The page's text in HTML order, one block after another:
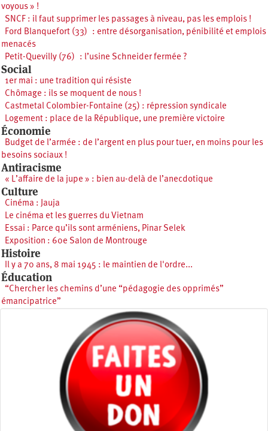
voyous » !
SNCF : il faut supprimer les passages à niveau, pas les emplois !
Ford Blanquefort (33) : entre désorganisation, pénibilité et emplois
menacés
Petit-Quevilly (76) : l’usine Schneider fermée ?
Social
1er mai : une tradition qui résiste
Chômage : ils se moquent de nous !
Castmetal Colombier-Fontaine (25) : répression syndicale
Logement : place de la République, une première victoire
Économie
Budget de l’armée : de l’argent en plus pour tuer, en moins pour les
besoins sociaux !
Antiracisme
« L’affaire de la jupe » : bien au-delà de l’anecdotique
Culture
Cinéma : Jauja
Le cinéma et les guerres du Vietnam
Essai : Parce qu’ils sont arméniens, Pinar Selek
Exposition : 60e Salon de Montrouge
Histoire
Il y a 70 ans, 8 mai 1945 : le maintien de l'ordre...
Éducation
“Chercher les chemins d’une “pédagogie des opprimés”
émancipatrice”